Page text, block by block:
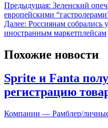
Предыдущая: Зеленский
европейскими
Далее: Россиянам собрались
иностранным маркетплейсам
Похожие новости
Sprite и Fanta
регистрацию
Компании — Рамблер/